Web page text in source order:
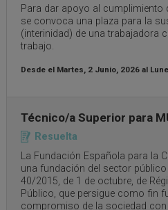
Para dar apoyo al cumplimiento
se convoca una plaza para la
(interinidad) de una trabajadora
trabajo.
Desde el Martes, 2 Junio, 2026al
Técnico/a Superior para
Resuelta
La Fundación Española para la
una fundación del sector
40/2015, de 1 de octubre, de
Público, que persigue como fin
compromiso de la sociedad